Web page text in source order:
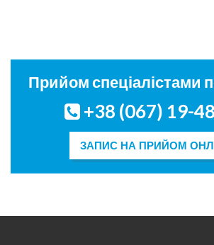
Прийом спеціалістами
+38 (067) 19-
ЗАПИС НА ПРИЙОМ